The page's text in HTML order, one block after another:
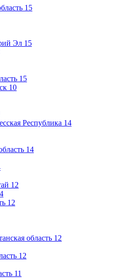
15
Эл 15
15
10
Республика 14
14
12
4
12
область 12
12
11